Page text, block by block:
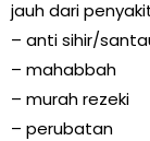
jauh dari
– anti sihir/
– mahabbah
– murah rezeki
– perubatan